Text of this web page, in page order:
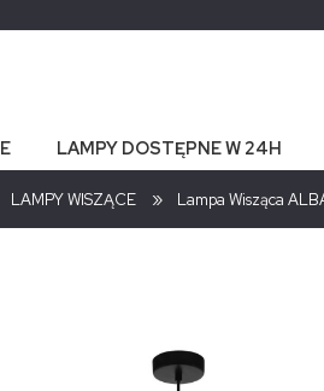
LAMPY DOSTĘPNE W 24H
LAMPY WISZĄCE » Lampa Wisząca